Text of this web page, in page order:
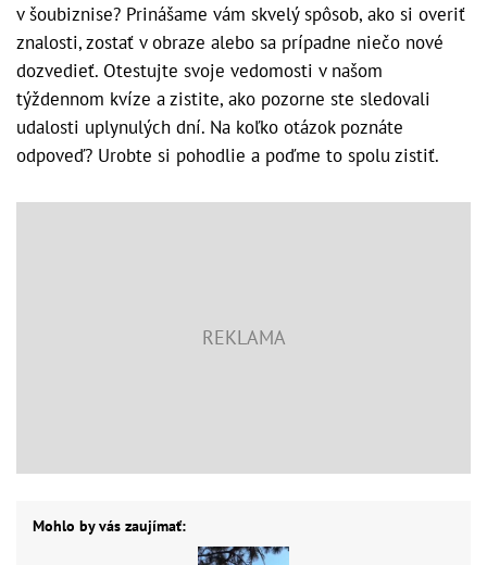
v šoubiznise? Prinášame vám skvelý spôsob, ako si overiť
znalosti, zostať v obraze alebo sa prípadne niečo nové
dozvedieť. Otestujte svoje vedomosti v našom
týždennom kvíze a zistite, ako pozorne ste sledovali
udalosti uplynulých dní. Na koľko otázok poznáte
odpoveď? Urobte si pohodlie a poďme to spolu zistiť.
Mohlo by vás zaujímať: